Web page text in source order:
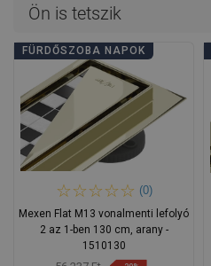
Ön is tetszik
FÜRDŐSZOBA NAPOK
(0)
Mexen Flat M13 vonalmenti lefolyó
2 az 1-ben 130 cm, arany -
1510130